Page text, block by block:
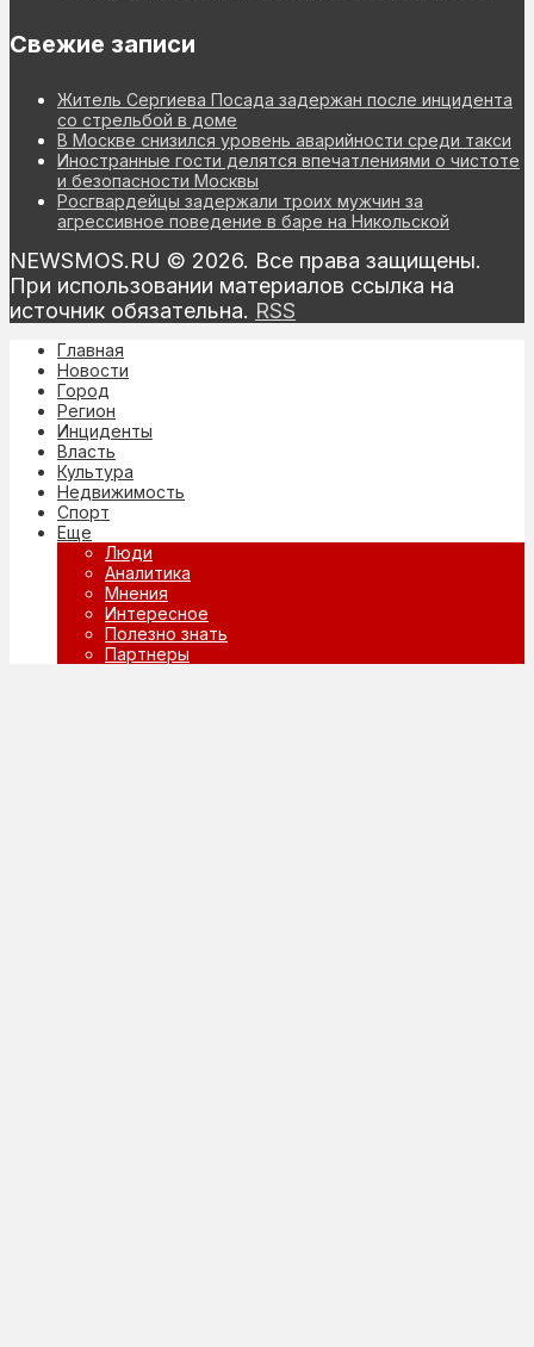
Свежие записи
Житель Сергиева Посада задержан после инцидента
со стрельбой в доме
В Москве снизился уровень аварийности среди такси
Иностранные гости делятся впечатлениями о чистоте
и безопасности Москвы
Росгвардейцы задержали троих мужчин за
агрессивное поведение в баре на Никольской
NEWSMOS.RU © 2026. Все права защищены.
При использовании материалов ссылка на
источник обязательна. RSS
Главная
Новости
Город
Регион
Инциденты
Власть
Культура
Недвижимость
Спорт
Еще
Люди
Аналитика
Мнения
Интересное
Полезно знать
Партнеры